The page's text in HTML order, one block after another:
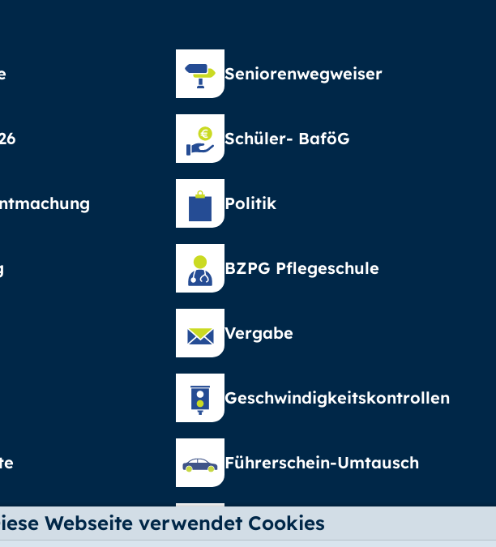
Webseite verwendet Cookies
Seniorenwegweiser
Schüler- BaföG
Politik
BZPG Pflegeschule
Vergabe
Geschwindigkeitskontrollen
Führerschein-Umtausch
Elterngeld